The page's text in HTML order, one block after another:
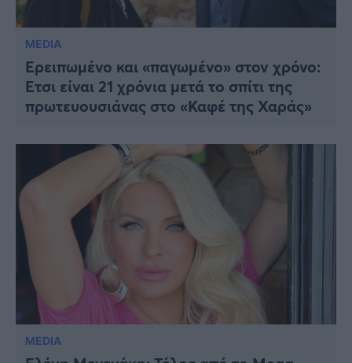
MEDIA
Ερειπωμένο και «παγωμένο» στον χρόνο:
Έτσι είναι 21 χρόνια μετά το σπίτι της
πρωτευουσιάνας στο «Καφέ της Χαράς»
MEDIA